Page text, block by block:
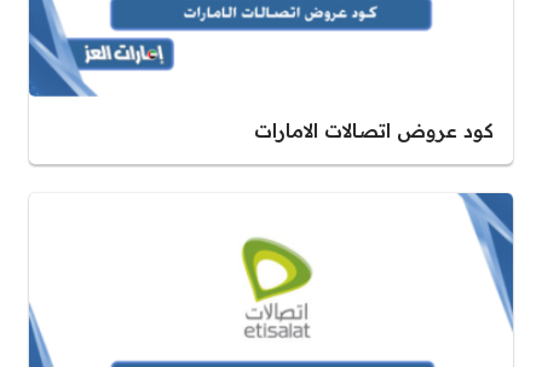
كود عروض اتصالات الامارات